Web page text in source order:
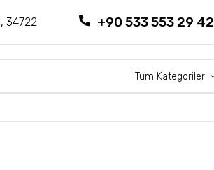
34722 +90 533 553 29 42
Tüm Kategoriler